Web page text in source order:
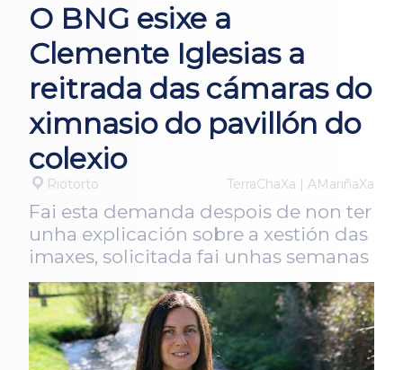
O BNG esixe a
Clemente Iglesias a
reitrada das cámaras do
ximnasio do pavillón do
colexio
Riotorto TerraChaXa | AMariñaXa
Fai esta demanda despois de non ter
unha explicación sobre a xestión das
imaxes, solicitada fai unhas semanas